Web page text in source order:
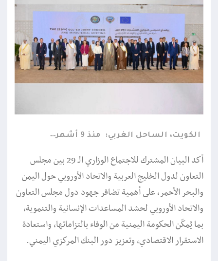
الكويت، الساحل الغربي: منذ 9 أشهر
أكد البيان المشترك للاجتماع الوزاري الـ 29 بين مجلس
التعاون لدول الخليج العربية والاتحاد الأوروبي حول اليمن
والبحر الأحمر، على أهمية تضافر جهود دول مجلس التعاون
والاتحاد الأوروبي لحشد المساعدات الإنسانية والتنموية،
بما يُمكّن الحكومة اليمنية من الوفاء بالتزاماتها، واستعادة
الاستقرار الاقتصادي، وتعزيز دور البنك المركزي اليمني.